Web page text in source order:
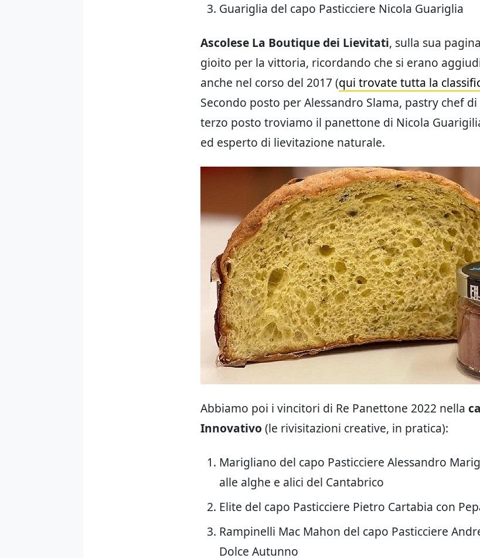
Guariglia del capo Pasticciere Nicola Guariglia
Ascolese La Boutique dei Lievitati, sulla sua
gioito per la vittoria, ricordando che si erano
anche nel corso del 2017 (qui trovate tutta la
Secondo posto per Alessandro Slama, pastry chef
terzo posto troviamo il panettone di Nicola
ed esperto di lievitazione naturale.
Abbiamo poi i vincitori di Re Panettone 2022 nella
Innovativo (le rivisitazioni creative, in pratica):
Marigliano del capo Pasticciere Alessandro
alle alghe e alici del Cantabrico
Elite del capo Pasticciere Pietro Cartabia con
Rampinelli Mac Mahon del capo Pasticciere
Dolce Autunno